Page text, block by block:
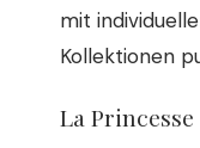
mit
Kollektionen
La